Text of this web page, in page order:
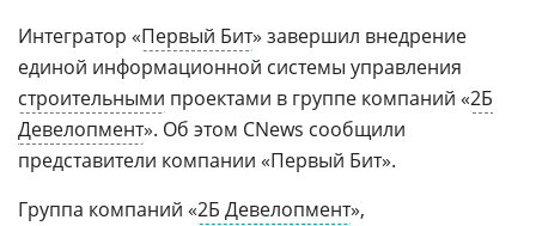
Интегратор «Первый Бит» завершил внедрение
единой информационной системы управления
строительными проектами в группе компаний «2Б
Девелопмент». Об этом CNews сообщили
представители компании «Первый Бит».
Группа компаний «2Б Девелопмент»,